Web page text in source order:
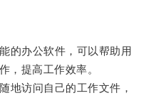
办公软件，可以帮助用
，提高工作效率。
访问自己的工作文件，